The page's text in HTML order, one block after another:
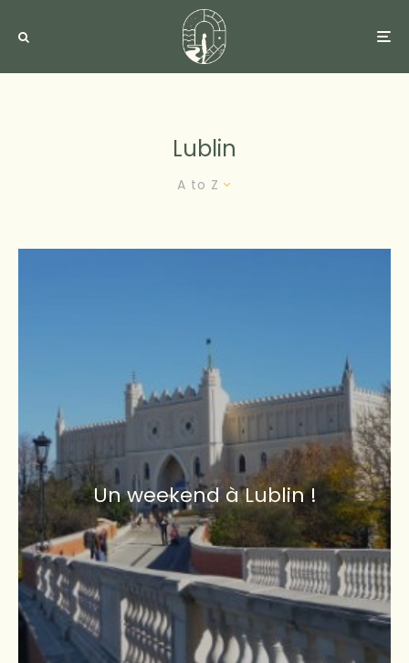
Lublin
A to Z
Un weekend à Lublin !